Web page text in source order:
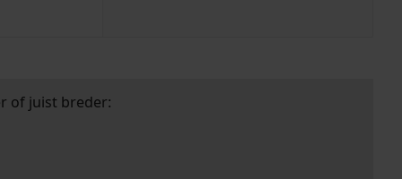
of juist breder: